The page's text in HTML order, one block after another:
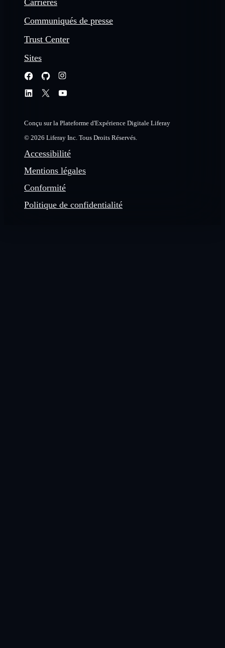
Carrières
Communiqués de presse
Trust Center
Sites
Conçu sur la Plateforme d'Expérience Digitale Liferay
© 2026 Liferay Inc. Tous Droits Réservés.
Accessibilité
Mentions légales
Conformité
Politique de confidentialité